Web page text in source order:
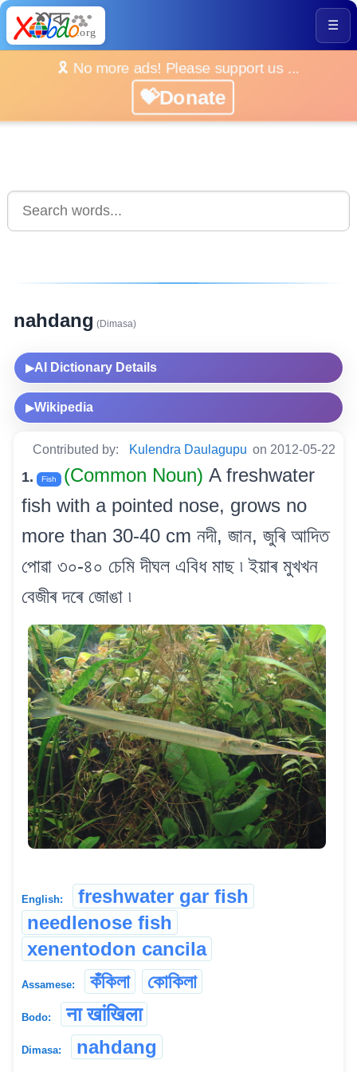
☰
🎗️ No more ads! Please support us ...
💝Donate
nahdang (Dimasa)
▶AI Dictionary Details
▶Wikipedia
Contributed by: Kulendra Daulagupu on 2012-05-22
1. Fish (Common Noun) A freshwater
fish with a pointed nose, grows no
more than 30-40 cm নদী, জান, জুৰি আদিত
পোৱা ৩০-৪০ চেমি দীঘল এবিধ মাছ ৷ ইয়াৰ মুখখন
বেজীৰ দৰে জোঙা ৷
English:
freshwater gar fish
needlenose fish
xenentodon cancila
Assamese: কঁকিলা কোকিলা
Bodo: ना खांखिला
Dimasa: nahdang